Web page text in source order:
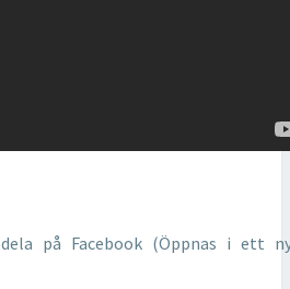
på Facebook (Öppnas i ett